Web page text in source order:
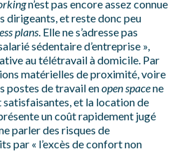
n’est pas encore assez connue
dirigeants, et reste donc peu
plans. Elle ne s’adresse pas
sédentaire d’entreprise »,
au télétravail à domicile. Par
matérielles de proximité, voire
postes de travail enopen spacene
et la location de
un coût rapidement jugé
parler des risques de
par « l’excès de confort non